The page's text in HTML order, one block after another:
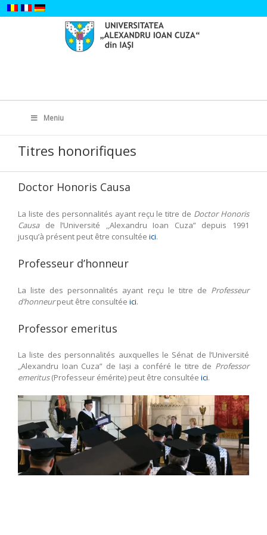
Skip
to
for:
Meniu
Titres honorifiques
Doctor Honoris Causa
La liste des personnalités ayant reçu le titre de Doctor Honoris
Causade l’Université ,,Alexandru Ioan Cuza” depuis 1991
jusqu’à présent peut être consultée ici.
Professeur d’honneur
La liste des personnalités ayant reçu le titre de Professeur
d’honneurpeut être consultée ici.
Professor emeritus
La liste des personnalités auxquelles le Sénat de l’Université
„Alexandru Ioan Cuza” de Iași a conféré le titre de Professor
emeritus(Professeur émérite) peut être consultée ici.